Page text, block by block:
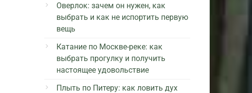
Оверлок: зачем он нужен, как
выбрать и как не испортить первую
вещь
Катание по Москве-реке: как
выбрать прогулку и получить
настоящее удовольствие
Плыть по Питеру: как ловить дух